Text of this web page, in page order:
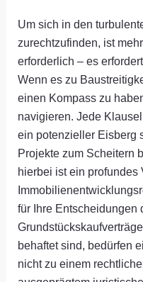
Um sich in den
zurechtzufinden, ist
erforderlich – es
Wenn es zu
einen Kompass zu
navigieren. Jede
ein potenzieller Eisberg
Projekte zum Scheitern
hierbei ist ein profundes
für Ihre Entscheidungen
behaftet sind, bedürfen
nicht zu einem